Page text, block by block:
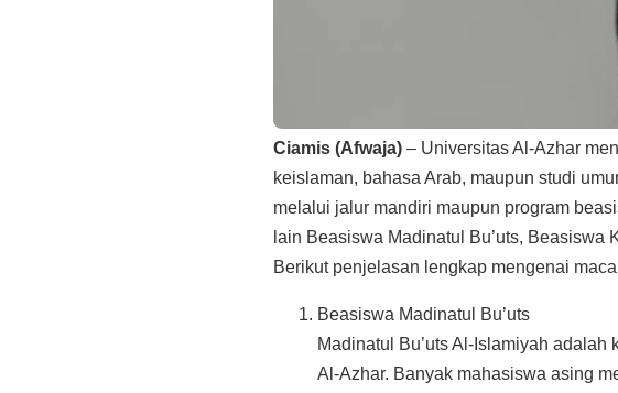
Ciamis (Afwaja) – Universitas Al-Azhar
keislaman, bahasa Arab, maupun studi
melalui jalur mandiri maupun program
lain Beasiswa Madinatul Bu’uts, Beasiswa
Berikut penjelasan lengkap mengenai
Beasiswa Madinatul Bu’uts
Madinatul Bu’uts Al-Islamiyah
Al-Azhar. Banyak mahasiswa asing